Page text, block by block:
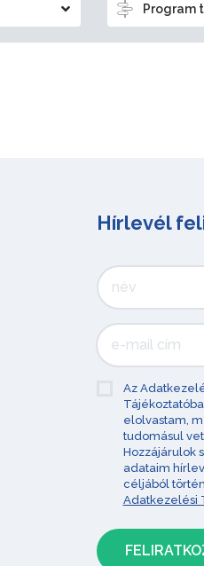
Program
Hírlevél
Az
elolvastam,
tudomásul
Hozzájárulok
adataim
céljából
Adatkezelési